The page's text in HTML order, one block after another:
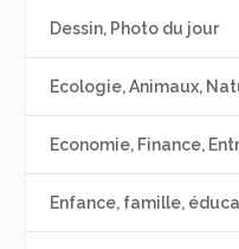
Dessin, Photo du jour
Ecologie, Animaux,
Economie, Finance,
Enfance, famille,